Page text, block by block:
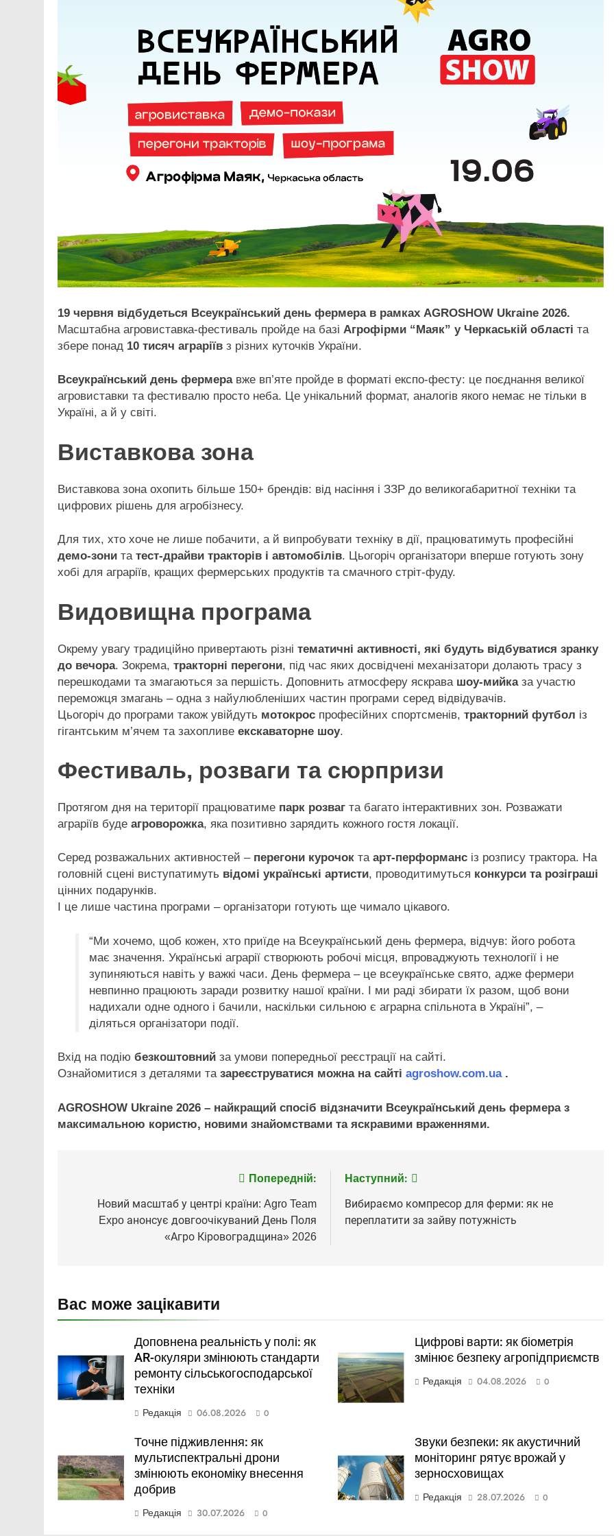
19 червня відбудеться Всеукраїнський день фермера в рамках AGROSHOW Ukraine 2026.
Масштабна агровиставка-фестиваль пройде на базі Агрофірми “Маяк” у Черкаській області та
збере понад 10 тисяч аграріїв з різних куточків України.
Всеукраїнський день фермера вже вп’яте пройде в форматі експо-фесту: це поєднання великої
агровиставки та фестивалю просто неба. Це унікальний формат, аналогів якого немає не тільки в
Україні, а й у світі.
Виставкова зона
Виставкова зона охопить більше 150+ брендів: від насіння і ЗЗР до великогабаритної техніки та
цифрових рішень для агробізнесу.
Для тих, хто хоче не лише побачити, а й випробувати техніку в дії, працюватимуть професійні
демо-зони та тест-драйви тракторів і автомобілів. Цьогоріч організатори вперше готують зону
хобі для аграріїв, кращих фермерських продуктів та смачного стріт-фуду.
Видовищна програма
Окрему увагу традиційно привертають різні тематичні активності, які будуть відбуватися зранку
до вечора. Зокрема, тракторні перегони, під час яких досвідчені механізатори долають трасу з
перешкодами та змагаються за першість. Доповнить атмосферу яскрава шоу-мийказа участю
переможця змагань – одна з найулюбленіших частин програми серед відвідувачів.
Цьогоріч до програми також увійдуть мотокрос професійних спортсменів, тракторний футбол із
гігантським м’ячем та захопливе екскаваторне шоу.
Фестиваль, розваги та сюрпризи
Протягом дня на території працюватиме парк розваг та багато інтерактивних зон. Розважати
аграріїв буде агроворожка, яка позитивно зарядить кожного гостя локації.
Серед розважальних активностей – перегони курочок та арт-перформанс із розпису трактора. На
головній сцені виступатимуть відомі українські артисти, проводитимуться конкурси та розіграші
цінних подарунків.
І це лише частина програми – організатори готують ще чимало цікавого.
“Ми хочемо, щоб кожен, хто приїде на Всеукраїнський день фермера, відчув: його робота
має значення. Українські аграрії створюють робочі місця, впроваджують технології і не
зупиняються навіть у важкі часи. День фермера – це всеукраїнське свято, адже фермери
невпинно працюють заради розвитку нашої країни. І ми раді збирати їх разом, щоб вони
надихали одне одного і бачили, наскільки сильною є аграрна спільнота в Україні”, –
діляться організатори події.
Вхід на подію безкоштовний за умови попередньої реєстрації на сайті.
Ознайомитися з деталями та зареєструватися можна на сайті agroshow.com.ua.
AGROSHOW Ukraine 2026 – найкращий спосіб відзначити Всеукраїнський день фермера з
максимальною користю, новими знайомствами та яскравими враженнями.
записів
Попередній:
Новий масштаб у центрі країни: Agro Team
Expo анонсує довгоочікуваний День Поля
«Агро Кіровоградщина» 2026
Наступний:
Вибираємо компресор для ферми: як не
переплатити за зайву потужність
Вас може зацікавити
Доповнена реальність у полі: як
AR-окуляри змінюють стандарти
ремонту сільськогосподарської
техніки
Редакція
06.08.2026 0
Цифрові варти: як біометрія
змінює безпеку агропідприємств
Редакція
04.08.2026 0
Точне підживлення: як
мультиспектральні дрони
змінюють економіку внесення
добрив
Редакція
30.07.2026 0
Звуки безпеки: як акустичний
моніторинг рятує врожай у
зерносховищах
Редакція
28.07.2026 0